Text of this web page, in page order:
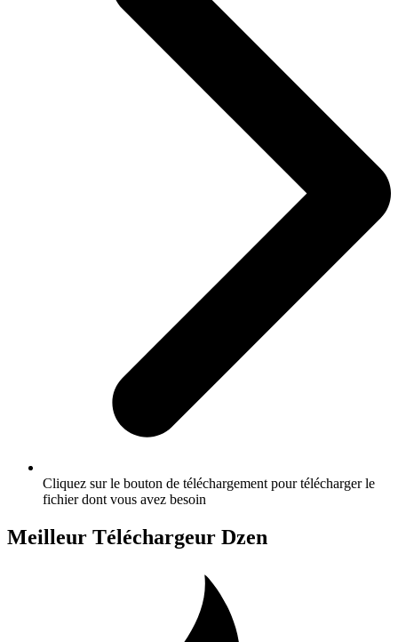
Cliquez sur le bouton de téléchargement pour télécharger le
fichier dont vous avez besoin
Meilleur Téléchargeur Dzen